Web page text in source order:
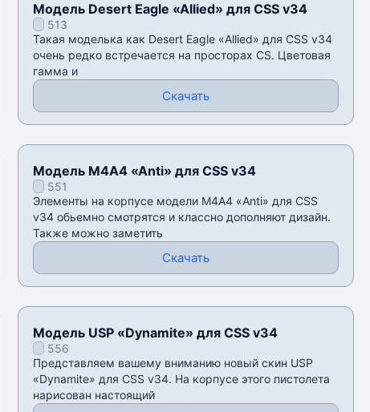
Модель Desert Eagle «Allied» для CSS v34
513
Такая моделька как Desert Eagle «Allied» для CSS v34
очень редко встречается на просторах CS. Цветовая
гамма и
Скачать
Модель М4А4 «Anti» для CSS v34
551
Элементы на корпусе модели М4А4 «Anti» для CSS
v34 обьемно смотрятся и классно дополняют дизайн.
Также можно заметить
Скачать
Модель USP «Dynamite» для CSS v34
556
Представляем вашему вниманию новый скин USP
«Dynamite» для CSS v34. На корпусе этого пистолета
нарисован настоящий